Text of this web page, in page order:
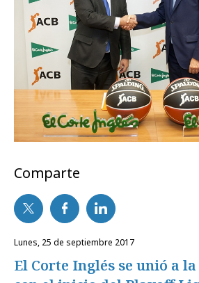
Comparte
lunes, 25 de septiembre 2017
El Corte Inglés se unió a